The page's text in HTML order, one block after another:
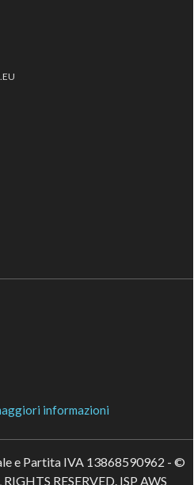
informazioni
e Partita IVA 13868590962 - ©
RESERVED. ISP AWS